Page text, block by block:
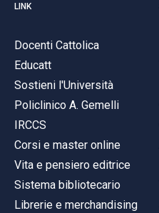
LINK
Docenti Cattolica
Educatt
Sostieni l'Università
Policlinico A. Gemelli
IRCCS
Corsi e master online
Vita e pensiero editrice
Sistema bibliotecario
Librerie e merchandising